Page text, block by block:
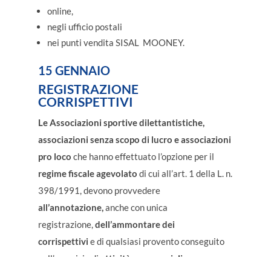
online,
negli ufficio postali
nei punti vendita SISAL MOONEY.
15 GENNAIO
REGISTRAZIONE
CORRISPETTIVI
Le Associazioni sportive dilettantistiche,
associazioni senza scopo di lucro e associazioni
pro loco che hanno effettuato l’opzione per il
regime fiscale agevolato di cui all’art. 1 della L. n.
398/1991, devono provvedere
all’annotazione,anche con unica
registrazione,dell’ammontare dei
corrispettivi e di qualsiasi provento conseguito